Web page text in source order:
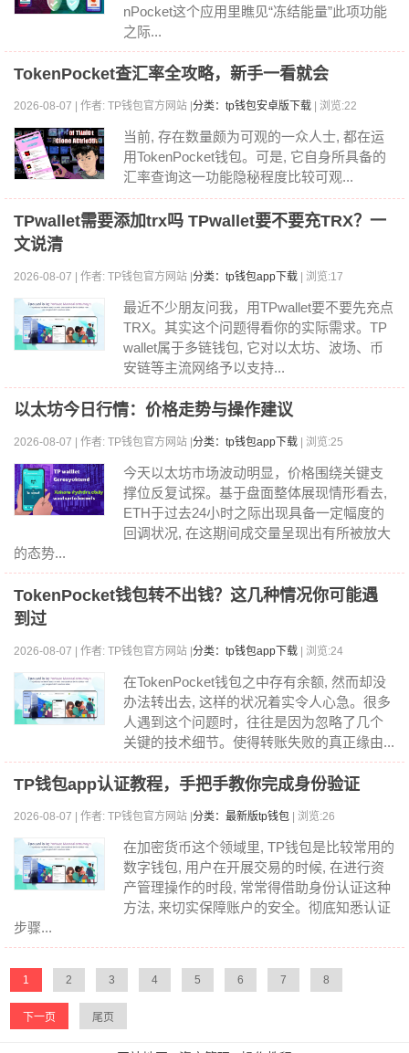
nPocket这个应用里瞧见“冻结能量”此项功能
之际...
TokenPocket查汇率全攻略，新手一看就会
2026-08-07 | 作者: TP钱包官方网站 | 分类：tp钱包安卓版下载 | 浏览:22
当前, 存在数量颇为可观的一众人士, 都在运
用TokenPocket钱包。可是, 它自身所具备的
汇率查询这一功能隐秘程度比较可观...
TPwallet需要添加trx吗 TPwallet要不要充TRX？一
文说清
2026-08-07 | 作者: TP钱包官方网站 | 分类：tp钱包app下载 | 浏览:17
最近不少朋友问我，用TPwallet要不要先充点
TRX。其实这个问题得看你的实际需求。TP
wallet属于多链钱包, 它对以太坊、波场、币
安链等主流网络予以支持...
以太坊今日行情：价格走势与操作建议
2026-08-07 | 作者: TP钱包官方网站 | 分类：tp钱包app下载 | 浏览:25
今天以太坊市场波动明显，价格围绕关键支
撑位反复试探。基于盘面整体展现情形看去,
ETH于过去24小时之际出现具备一定幅度的
回调状况, 在这期间成交量呈现出有所被放大
的态势...
TokenPocket钱包转不出钱？这几种情况你可能遇
到过
2026-08-07 | 作者: TP钱包官方网站 | 分类：tp钱包app下载 | 浏览:24
在TokenPocket钱包之中存有余额, 然而却没
办法转出去, 这样的状况着实令人心急。很多
人遇到这个问题时，往往是因为忽略了几个
关键的技术细节。使得转账失败的真正缘由...
TP钱包app认证教程，手把手教你完成身份验证
2026-08-07 | 作者: TP钱包官方网站 | 分类：最新版tp钱包 | 浏览:26
在加密货币这个领域里, TP钱包是比较常用的
数字钱包, 用户在开展交易的时候, 在进行资
产管理操作的时段, 常常得借助身份认证这种
方法, 来切实保障账户的安全。彻底知悉认证
步骤...
1 2 3 4 5 6 7 8
下一页 尾页